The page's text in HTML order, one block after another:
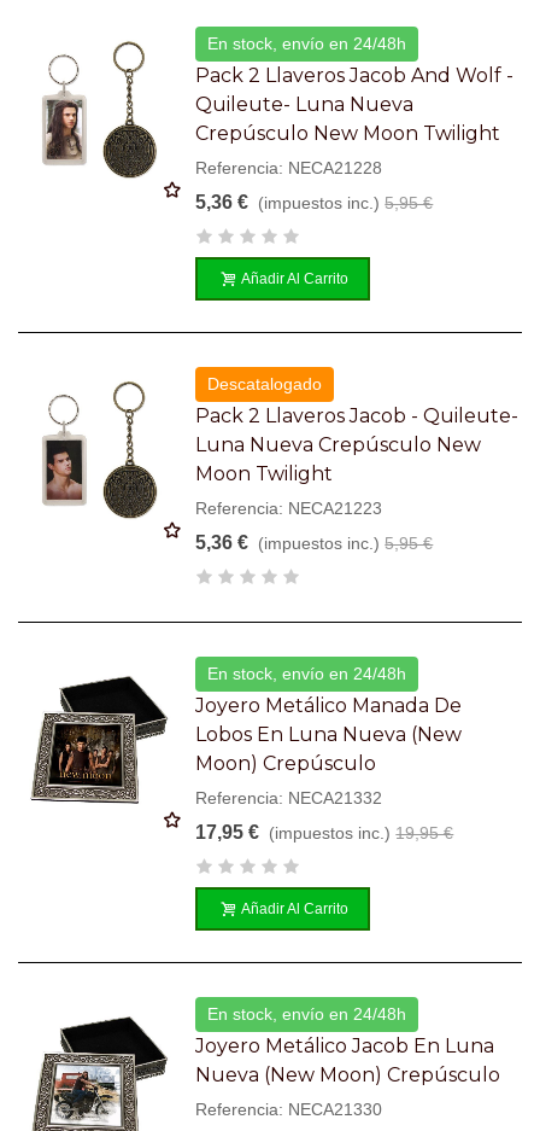
En stock, envío en 24/48h
Pack 2 Llaveros Jacob And Wolf -
Quileute- Luna Nueva
Crepúsculo New Moon Twilight
Referencia: NECA21228
5,36 € (impuestos inc.) 5,95 €
Añadir Al Carrito
Descatalogado
Pack 2 Llaveros Jacob - Quileute-
Luna Nueva Crepúsculo New
Moon Twilight
Referencia: NECA21223
5,36 € (impuestos inc.) 5,95 €
En stock, envío en 24/48h
Joyero Metálico Manada De
Lobos En Luna Nueva (New
Moon) Crepúsculo
Referencia: NECA21332
17,95 € (impuestos inc.) 19,95 €
Añadir Al Carrito
En stock, envío en 24/48h
Joyero Metálico Jacob En Luna
Nueva (New Moon) Crepúsculo
Referencia: NECA21330